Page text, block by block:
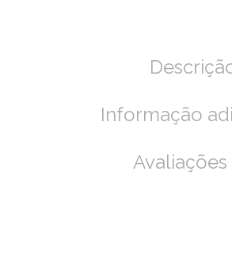
Informação
Avaliações